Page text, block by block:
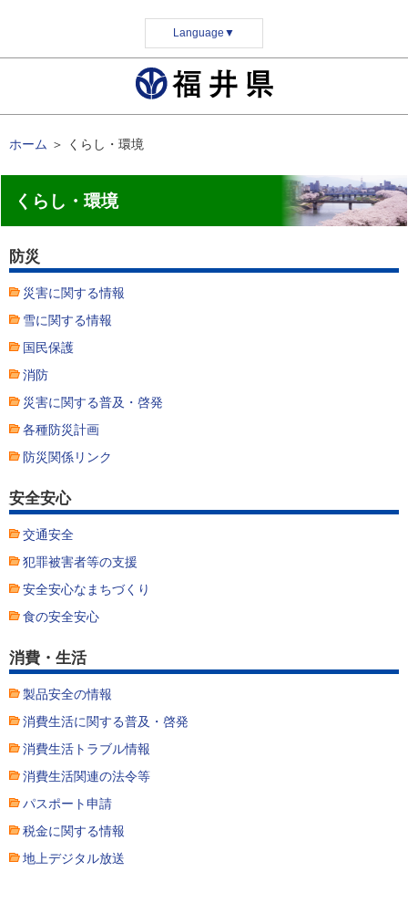
Language ▼
ホーム ＞ くらし・環境
くらし・環境
防災
災害に関する情報
雪に関する情報
国民保護
消防
災害に関する普及・啓発
各種防災計画
防災関係リンク
安全安心
交通安全
犯罪被害者等の支援
安全安心なまちづくり
食の安全安心
消費・生活
製品安全の情報
消費生活に関する普及・啓発
消費生活トラブル情報
消費生活関連の法令等
パスポート申請
税金に関する情報
地上デジタル放送